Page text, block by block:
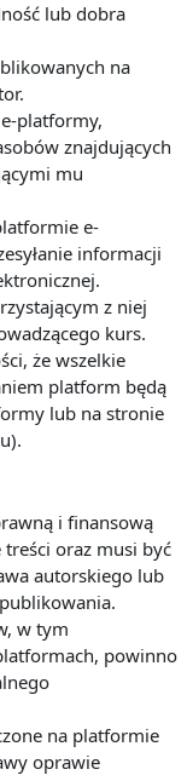
lub dobra
na
platformy,
znajdujących
mu
e-
informacji
z niej
kurs.
że wszelkie
platform będą
lub na stronie
i finansową
oraz musi być
autorskiego lub
w tym
powinno
na platformie
oprawie